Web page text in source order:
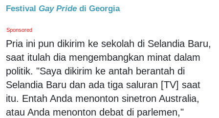
Festival Gay Pride di Georgia
Sponsored
Pria ini pun dikirim ke sekolah di Selandia Baru,
saat itulah dia mengembangkan minat dalam
politik. "Saya dikirim ke antah berantah di
Selandia Baru dan ada tiga saluran [TV] saat
itu. Entah Anda menonton sinetron Australia,
atau Anda menonton debat di parlemen,"